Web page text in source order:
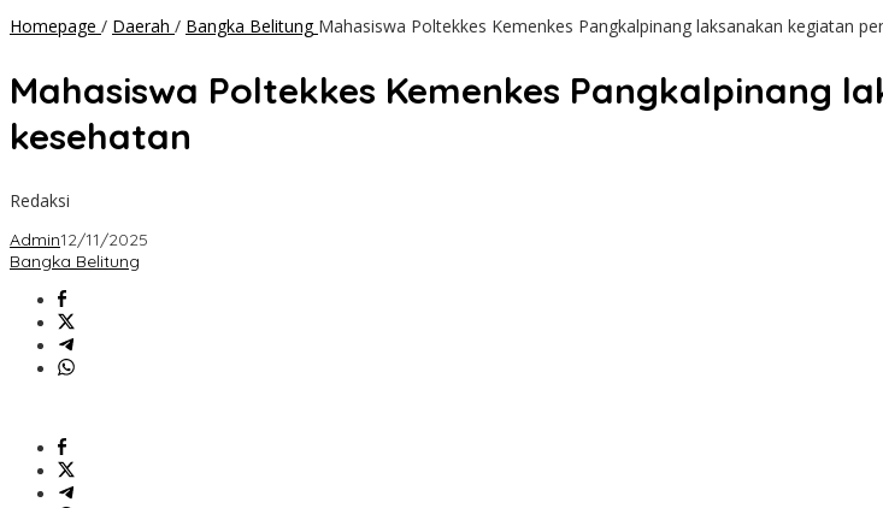
Homepage / Daerah / Bangka Belitung Mahasiswa Poltekkes Kemenkes Pangkalpinang laksanakan kegiatan
Mahasiswa Poltekkes Kemenkes Pangkalpinang
kesehatan
Redaksi
Admin12/11/2025
Bangka Belitung